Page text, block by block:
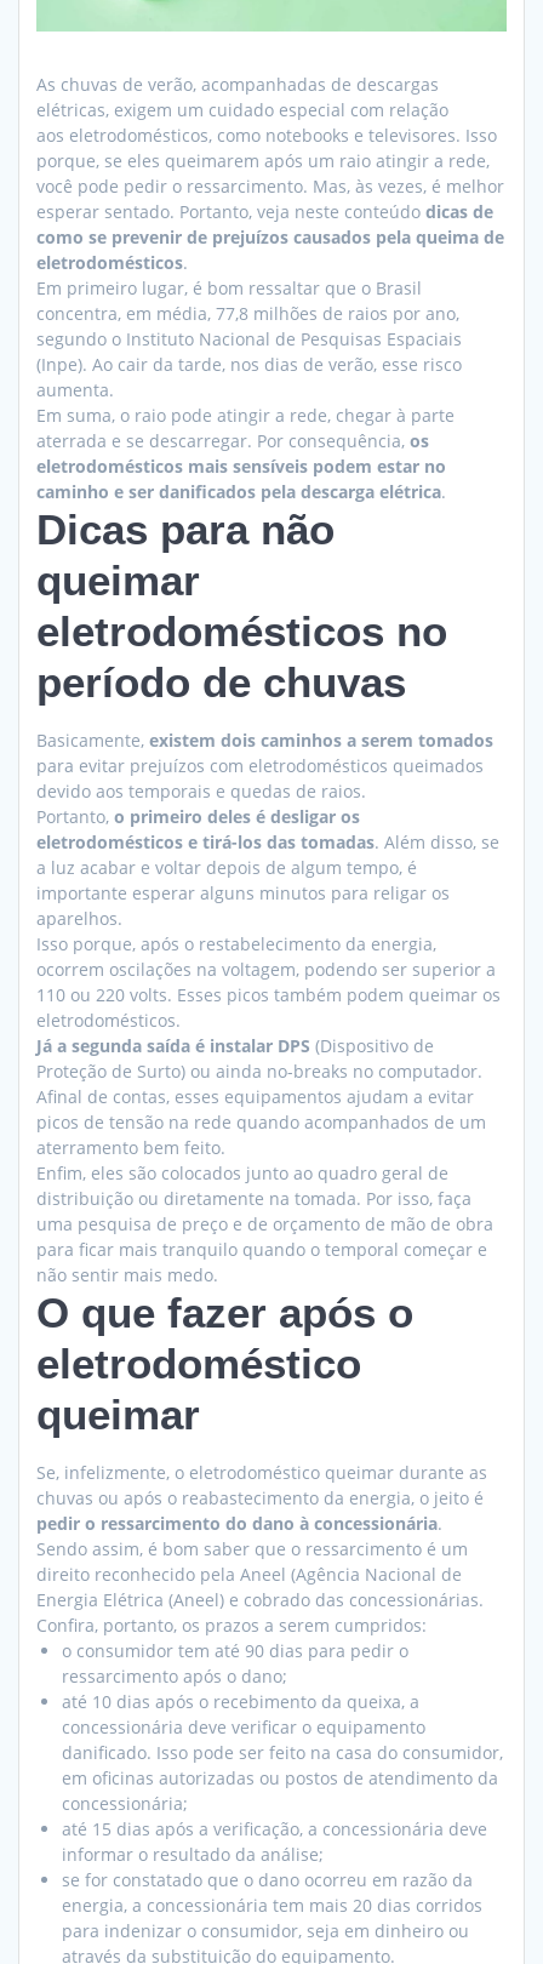
As chuvas de verão, acompanhadas de descargas
elétricas, exigem um cuidado especial com relação
aos eletrodomésticos, como notebooks e televisores. Isso
porque, se eles queimarem após um raio atingir a rede,
você pode pedir o ressarcimento. Mas, às vezes, é melhor
esperar sentado. Portanto, veja neste conteúdo dicas de
como se prevenir de prejuízos causados pela queima de
eletrodomésticos.
Em primeiro lugar, é bom ressaltar que o Brasil
concentra, em média, 77,8 milhões de raios por ano,
segundo o Instituto Nacional de Pesquisas Espaciais
(Inpe). Ao cair da tarde, nos dias de verão, esse risco
aumenta.
Em suma, o raio pode atingir a rede, chegar à parte
aterrada e se descarregar. Por consequência, os
eletrodomésticos mais sensíveis podem estar no
caminho e ser danificados pela descarga elétrica.
Dicas para não
queimar
eletrodomésticos no
período de chuvas
Basicamente, existem dois caminhos a serem tomados
para evitar prejuízos com eletrodomésticos queimados
devido aos temporais e quedas de raios.
Portanto, o primeiro deles é desligar os
eletrodomésticos e tirá-los das tomadas. Além disso, se
a luz acabar e voltar depois de algum tempo, é
importante esperar alguns minutos para religar os
aparelhos.
Isso porque, após o restabelecimento da energia,
ocorrem oscilações na voltagem, podendo ser superior a
110 ou 220 volts. Esses picos também podem queimar os
eletrodomésticos.
Já a segunda saída é instalar DPS (Dispositivo de
Proteção de Surto) ou ainda no-breaks no computador.
Afinal de contas, esses equipamentos ajudam a evitar
picos de tensão na rede quando acompanhados de um
aterramento bem feito.
Enfim, eles são colocados junto ao quadro geral de
distribuição ou diretamente na tomada. Por isso, faça
uma pesquisa de preço e de orçamento de mão de obra
para ficar mais tranquilo quando o temporal começar e
não sentir mais medo.
O que fazer após o
eletrodoméstico
queimar
Se, infelizmente, o eletrodoméstico queimar durante as
chuvas ou após o reabastecimento da energia, o jeito é
pedir o ressarcimento do dano à concessionária.
Sendo assim, é bom saber que o ressarcimento é um
direito reconhecido pela Aneel (Agência Nacional de
Energia Elétrica (Aneel) e cobrado das concessionárias.
Confira, portanto, os prazos a serem cumpridos:
o consumidor tem até 90 dias para pedir o
ressarcimento após o dano;
até 10 dias após o recebimento da queixa, a
concessionária deve verificar o equipamento
danificado. Isso pode ser feito na casa do consumidor,
em oficinas autorizadas ou postos de atendimento da
concessionária;
até 15 dias após a verificação, a concessionária deve
informar o resultado da análise;
se for constatado que o dano ocorreu em razão da
energia, a concessionária tem mais 20 dias corridos
para indenizar o consumidor, seja em dinheiro ou
através da substituição do equipamento.